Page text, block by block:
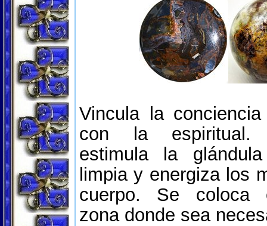
Vincula la
con la espiritual.
estimula la
limpia y energiza los
cuerpo. Se coloca
zona donde sea